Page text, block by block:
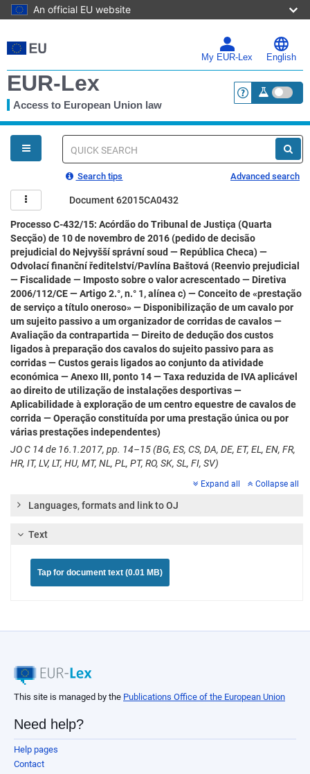
An official EU website
to
main
My EUR-Lex English
EUR-Lex
Access to European Union law <a
You
are
here
Quick
Search tips Advanced search
Document 62015CA0432
Processo C-432/15: Acórdão do Tribunal de Justiça (Quarta
Secção) de 10 de novembro de 2016 (pedido de decisão
prejudicial do Nejvyšší správní soud — República Checa) —
Odvolací finanční ředitelství/Pavlína Baštová (Reenvio prejudicial
— Fiscalidade — Imposto sobre o valor acrescentado — Diretiva
2006/112/CE — Artigo 2.°, n.° 1, alínea c) — Conceito de «prestação
de serviço a título oneroso» — Disponibilização de um cavalo por
um sujeito passivo a um organizador de corridas de cavalos —
Avaliação da contrapartida — Direito de dedução dos custos
ligados à preparação dos cavalos do sujeito passivo para as
corridas — Custos gerais ligados ao conjunto da atividade
económica — Anexo III, ponto 14 — Taxa reduzida de IVA aplicável
ao direito de utilização de instalações desportivas —
Aplicabilidade à exploração de um centro equestre de cavalos de
corrida — Operação constituída por uma prestação única ou por
várias prestações independentes)
JO C 14 de 16.1.2017, pp. 14–15 (BG, ES, CS, DA, DE, ET, EL, EN, FR,
HR, IT, LV, LT, HU, MT, NL, PL, PT, RO, SK, SL, FI, SV)
Expand all Collapse all
Languages, formats and link to OJ
Text
Tap for document text (0.01 MB)
This site is managed by the Publications Office of the European Union
Need help?
Help pages
Contact